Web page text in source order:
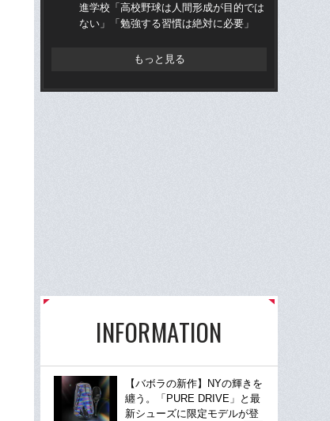
進学校「高校野球は人間形成が目的では
ない」「勉強する習慣は絶対に必要」
もっと見る
INFORMATION
【バボラの新作】NYの輝きを
纏う。「PURE DRIVE」と最
新シューズに限定モデルが登